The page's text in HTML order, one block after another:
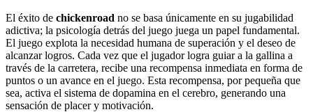
El éxito de chickenroad no se basa únicamente en su jugabilidad
adictiva; la psicología detrás del juego juega un papel fundamental.
El juego explota la necesidad humana de superación y el deseo de
alcanzar logros. Cada vez que el jugador logra guiar a la gallina a
través de la carretera, recibe una recompensa inmediata en forma de
puntos o un avance en el juego. Esta recompensa, por pequeña que
sea, activa el sistema de dopamina en el cerebro, generando una
sensación de placer y motivación.